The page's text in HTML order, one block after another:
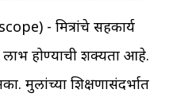
- मित्रांचे सहकार्य
होण्याची शक्यता आहे.
मुलांच्या शिक्षणासंदर्भात